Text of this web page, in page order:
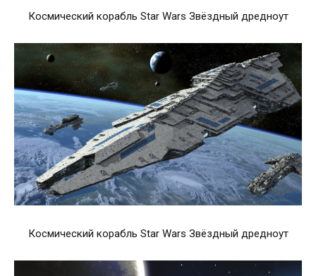
Космический корабль Star Wars Звёздный дредноут
Космический корабль Star Wars Звёздный дредноут